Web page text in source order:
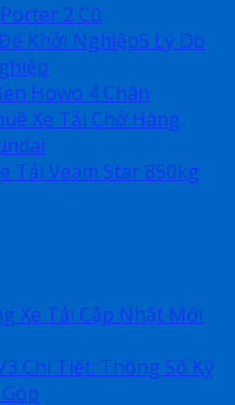
2 Cũ
5 Lý Do
Howo 4 Chân
Xe Tải Chở Hàng
Tải Veam Star 850kg
Xe Tải Cập Nhật Mới
Chi Tiết: Thông Số Kỹ